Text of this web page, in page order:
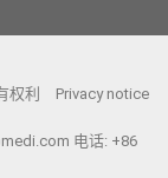
权利
Privacy notice
电话: +86